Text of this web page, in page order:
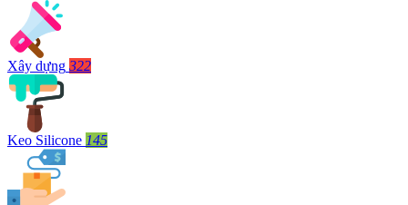
Xây dựng 322
Keo Silicone 145